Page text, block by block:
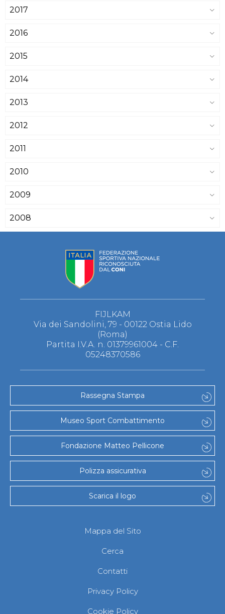
2017
2016
2015
2014
2013
2012
2011
2010
2009
2008
FIJLKAM
Via dei Sandolini, 79 - 00122 Ostia Lido
(Roma)
Partita I.V.A. n. 01379961004 - C.F.
05248370586
Rassegna Stampa
Museo Sport Combattimento
Fondazione Matteo Pellicone
Polizza assicurativa
Scarica il logo
Mappa del Sito
Cerca
Contatti
Privacy Policy
Cookie Policy